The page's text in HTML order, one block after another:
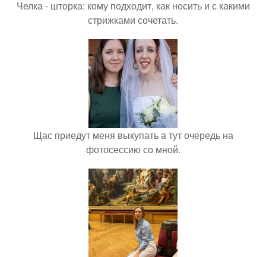
Челка - шторка: кому подходит, как носить и с какими
стрижками сочетать.
Щас приедут меня выкупать а тут очередь на
фотосессию со мной.